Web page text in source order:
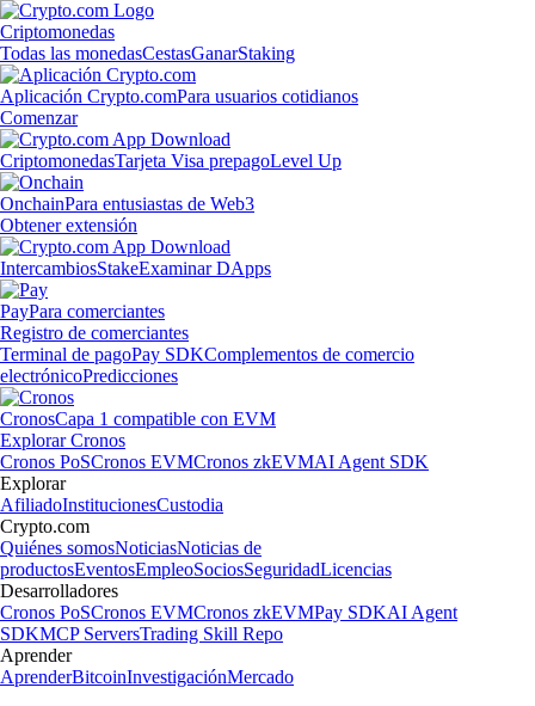
Criptomonedas
Todas las monedasCestasGanarStaking
Aplicación Crypto.comPara usuarios cotidianos
Comenzar
CriptomonedasTarjeta Visa prepagoLevel Up
OnchainPara entusiastas de Web3
Obtener extensión
IntercambiosStakeExaminar DApps
PayPara comerciantes
Registro de comerciantes
Terminal de pagoPay SDKComplementos de comercio
electrónicoPredicciones
CronosCapa 1 compatible con EVM
Explorar Cronos
Cronos PoSCronos EVMCronos zkEVMAI Agent SDK
Explorar
AfiliadoInstitucionesCustodia
Crypto.com
Quiénes somosNoticiasNoticias de
productosEventosEmpleoSociosSeguridadLicencias
Desarrolladores
Cronos PoSCronos EVMCronos zkEVMPay SDKAI Agent
SDKMCP ServersTrading Skill Repo
Aprender
AprenderBitcoinInvestigaciónMercado